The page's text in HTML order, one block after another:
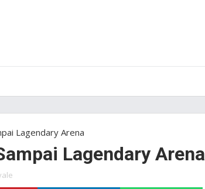
Lagendary Arena
Lagendary Arena